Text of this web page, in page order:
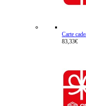
Carte
83,33€